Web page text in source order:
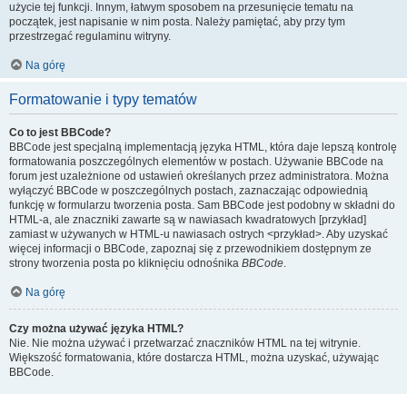
użycie tej funkcji. Innym, łatwym sposobem na przesunięcie tematu na
początek, jest napisanie w nim posta. Należy pamiętać, aby przy tym
przestrzegać regulaminu witryny.
Na górę
Formatowanie i typy tematów
Co to jest BBCode?
BBCode jest specjalną implementacją języka HTML, która daje lepszą kontrolę
formatowania poszczególnych elementów w postach. Używanie BBCode na
forum jest uzależnione od ustawień określanych przez administratora. Można
wyłączyć BBCode w poszczególnych postach, zaznaczając odpowiednią
funkcję w formularzu tworzenia posta. Sam BBCode jest podobny w składni do
HTML-a, ale znaczniki zawarte są w nawiasach kwadratowych [przykład]
zamiast w używanych w HTML-u nawiasach ostrych <przykład>. Aby uzyskać
więcej informacji o BBCode, zapoznaj się z przewodnikiem dostępnym ze
strony tworzenia posta po kliknięciu odnośnika BBCode.
Na górę
Czy można używać języka HTML?
Nie. Nie można używać i przetwarzać znaczników HTML na tej witrynie.
Większość formatowania, które dostarcza HTML, można uzyskać, używając
BBCode.